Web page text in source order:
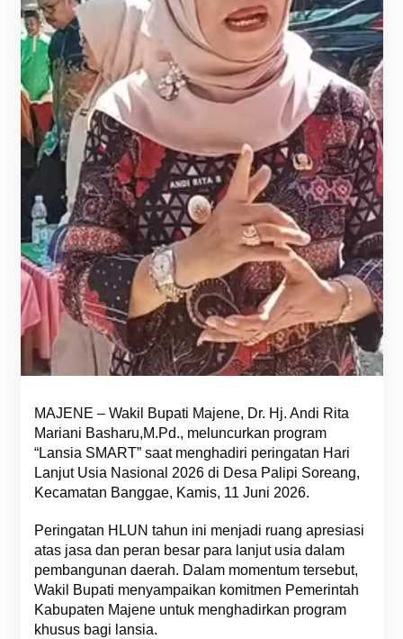
MAJENE – Wakil Bupati Majene, Dr. Hj. Andi Rita
Mariani Basharu,M.Pd., meluncurkan program
“Lansia SMART” saat menghadiri peringatan Hari
Lanjut Usia Nasional 2026 di Desa Palipi Soreang,
Kecamatan Banggae, Kamis, 11 Juni 2026.
Peringatan HLUN tahun ini menjadi ruang apresiasi
atas jasa dan peran besar para lanjut usia dalam
pembangunan daerah. Dalam momentum tersebut,
Wakil Bupati menyampaikan komitmen Pemerintah
Kabupaten Majene untuk menghadirkan program
khusus bagi lansia.